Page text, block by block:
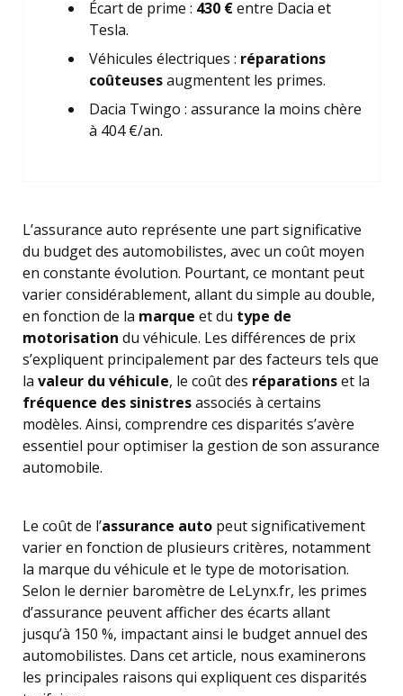
Écart de prime : 430 €entre Dacia et
Tesla.
Véhicules électriques : réparations
coûteusesaugmentent les primes.
Dacia Twingo : assurance la moins chère
à 404 €/an.
L’assurance auto représente une part significative
du budget des automobilistes, avec un coût moyen
en constante évolution. Pourtant, ce montant peut
varier considérablement, allant du simple au double,
en fonction de la marque et du type de
motorisation du véhicule. Les différences de prix
s’expliquent principalement par des facteurs tels que
la valeur du véhicule, le coût des réparationset la
fréquence des sinistresassociés à certains
modèles. Ainsi, comprendre ces disparités s’avère
essentiel pour optimiser la gestion de son assurance
automobile.
Le coût de l’assurance auto peut significativement
varier en fonction de plusieurs critères, notamment
la marque du véhicule et le type de motorisation.
Selon le dernier baromètre de LeLynx.fr, les primes
d’assurance peuvent afficher des écarts allant
jusqu’à 150 %, impactant ainsi le budget annuel des
automobilistes. Dans cet article, nous examinerons
les principales raisons qui expliquent ces disparités